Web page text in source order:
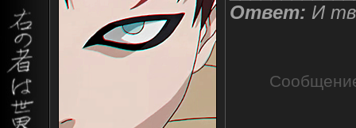
Ответ: И